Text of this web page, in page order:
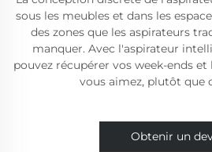
sous les meubles et dans les
des zones que les aspirateurs
manquer. Avec l'aspirateur
pouvez récupérer vos week-ends et
vous aimez, plutôt que
Obtenir un